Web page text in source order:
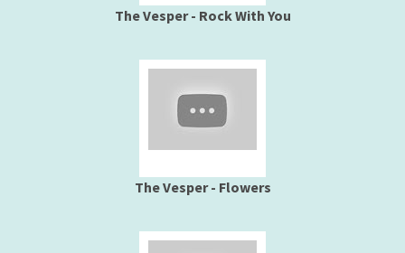
The Vesper - Rock With You
The Vesper - Flowers